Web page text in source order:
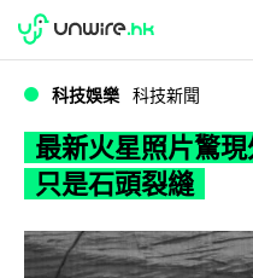
WWDC 2026
科技娛樂 科技新聞
最新火星照片驚
只是石頭裂縫